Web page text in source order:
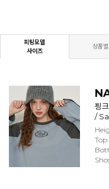
피팅모델
사이즈
상품
핑
/